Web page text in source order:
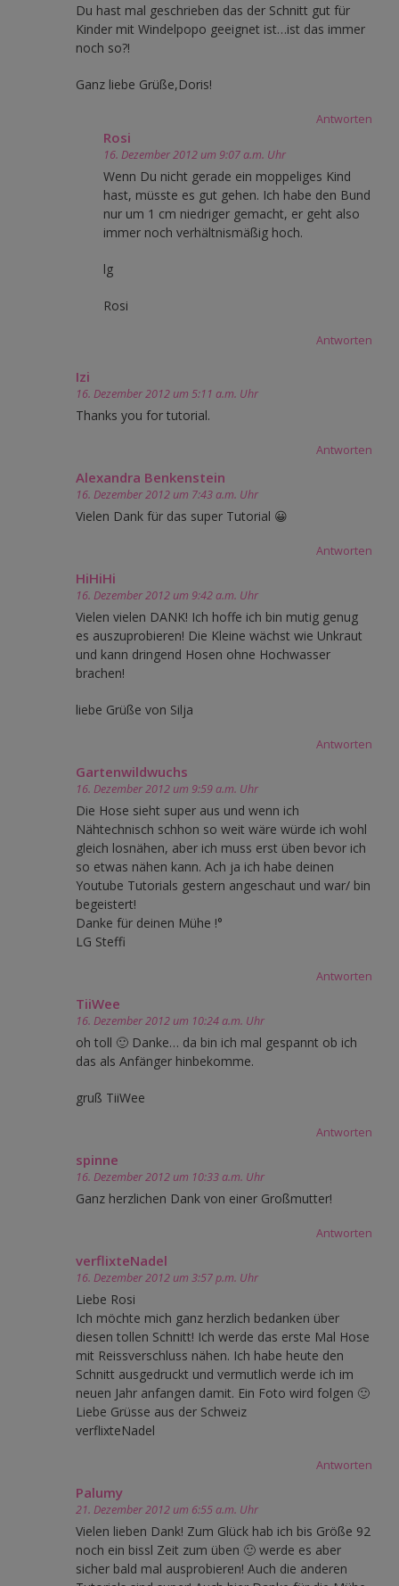
Du hast mal geschrieben das der Schnitt gut für
Kinder mit Windelpopo geeignet ist…ist das immer
noch so?!
Ganz liebe Grüße,Doris!
Antworten
Rosi
16. Dezember 2012 um 9:07 a.m. Uhr
Wenn Du nicht gerade ein moppeliges Kind
hast, müsste es gut gehen. Ich habe den Bund
nur um 1 cm niedriger gemacht, er geht also
immer noch verhältnismäßig hoch.
lg
Rosi
Antworten
Izi
16. Dezember 2012 um 5:11 a.m. Uhr
Thanks you for tutorial.
Antworten
Alexandra Benkenstein
16. Dezember 2012 um 7:43 a.m. Uhr
Vielen Dank für das super Tutorial 😀
Antworten
HiHiHi
16. Dezember 2012 um 9:42 a.m. Uhr
Vielen vielen DANK! Ich hoffe ich bin mutig genug
es auszuprobieren! Die Kleine wächst wie Unkraut
und kann dringend Hosen ohne Hochwasser
brachen!
liebe Grüße von Silja
Antworten
Gartenwildwuchs
16. Dezember 2012 um 9:59 a.m. Uhr
Die Hose sieht super aus und wenn ich
Nähtechnisch schhon so weit wäre würde ich wohl
gleich losnähen, aber ich muss erst üben bevor ich
so etwas nähen kann. Ach ja ich habe deinen
Youtube Tutorials gestern angeschaut und war/ bin
begeistert!
Danke für deinen Mühe !°
LG Steffi
Antworten
TiiWee
16. Dezember 2012 um 10:24 a.m. Uhr
oh toll 🙂 Danke… da bin ich mal gespannt ob ich
das als Anfänger hinbekomme.
gruß TiiWee
Antworten
spinne
16. Dezember 2012 um 10:33 a.m. Uhr
Ganz herzlichen Dank von einer Großmutter!
Antworten
verflixteNadel
16. Dezember 2012 um 3:57 p.m. Uhr
Liebe Rosi
Ich möchte mich ganz herzlich bedanken über
diesen tollen Schnitt! Ich werde das erste Mal Hose
mit Reissverschluss nähen. Ich habe heute den
Schnitt ausgedruckt und vermutlich werde ich im
neuen Jahr anfangen damit. Ein Foto wird folgen 🙂
Liebe Grüsse aus der Schweiz
verflixteNadel
Antworten
Palumy
21. Dezember 2012 um 6:55 a.m. Uhr
Vielen lieben Dank! Zum Glück hab ich bis Größe 92
noch ein bissl Zeit zum üben 🙂 werde es aber
sicher bald mal ausprobieren! Auch die anderen